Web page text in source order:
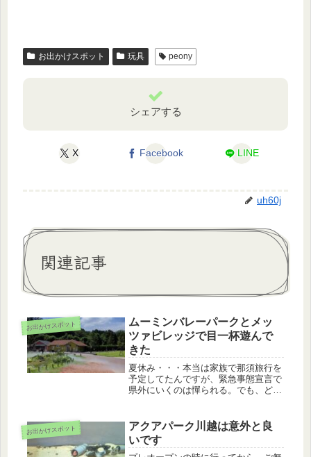
お出かけスポット 玩具 peony
シェアする
X Facebook LINE
uh60j
関連記事
お出かけスポット
ムーミンバレーパークとメッ
ツァビレッジで目一杯遊んで
きた
夏休み・・・本当は家族で那須旅行を
予定してたんですが、緊急事態宣言で
県外にいくのは憚られる。でも、どこ
パークに行ってきました。どれくらい
近いかというと川越から車で30分前後
で...
お出かけスポット
アクアパーク川越は意外と良
いです